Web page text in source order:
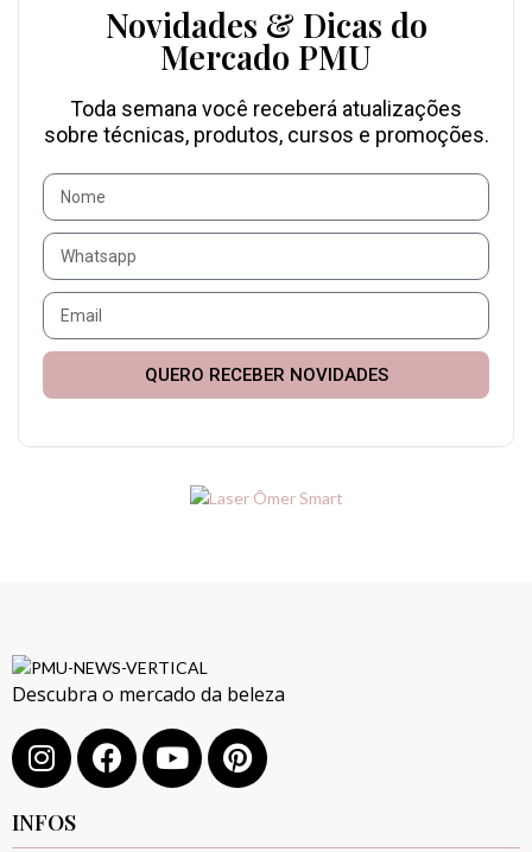
Novidades & Dicas do
Mercado PMU
Toda semana você receberá atualizações
sobre técnicas, produtos, cursos e promoções.
QUERO RECEBER NOVIDADES
Descubra o mercado da beleza
INFOS